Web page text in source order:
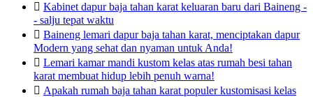
 Kabinet dapur baja tahan karat keluaran baru dari Baineng -
- salju tepat waktu
 Baineng lemari dapur baja tahan karat, menciptakan dapur
Modern yang sehat dan nyaman untuk Anda!
 Lemari kamar mandi kustom kelas atas rumah besi tahan
karat membuat hidup lebih penuh warna!
 Apakah rumah baja tahan karat populer kustomisasi kelas